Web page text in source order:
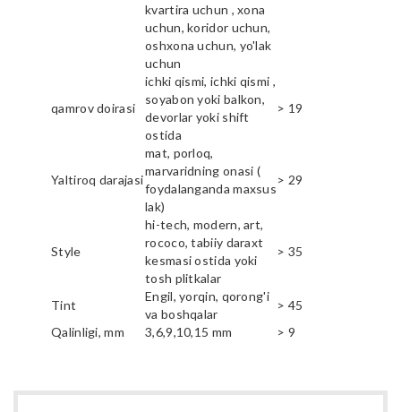
kvartira uchun , xona
uchun, koridor uchun,
oshxona uchun, yo'lak
uchun
qamrov doirasi
ichki qismi, ichki qismi ,
soyabon yoki balkon,
devorlar yoki shift
ostida
> 19
Yaltiroq darajasi
mat, porloq,
marvaridning onasi (
foydalanganda maxsus
lak)
> 29
Style
hi-tech, modern, art,
rococo, tabiiy daraxt
kesmasi ostida yoki
tosh plitkalar
> 35
Tint
Engil, yorqin, qorong'i
va boshqalar
> 45
Qalinligi, mm
3,6,9,10,15 mm > 9